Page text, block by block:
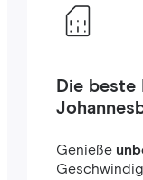
Die beste
Genieße